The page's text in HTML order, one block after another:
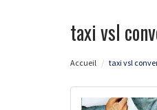
taxi vsl
Accueil taxi vsl